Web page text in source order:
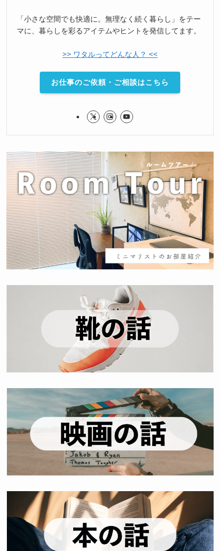
「小さな空間でも快適に。無理なく続く暮らし」をテー
マに、暮らしを彩るアイテムやヒントを発信してます。
>> ワタルってどんな人？ <<
お仕事のご依頼・ご相談はこちら